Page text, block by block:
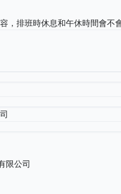
，排班時休息和午休時間會不
限公司